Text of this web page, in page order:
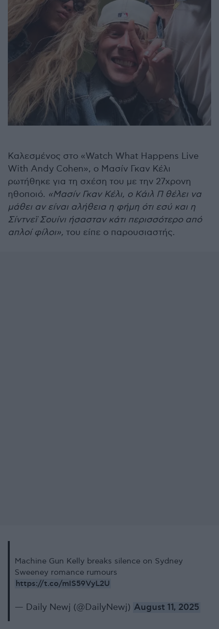
Καλεσμένος στο «Watch What Happens Live
With Andy Cohen», ο Μασίν Γκαν Κέλι
ρωτήθηκε για τη σχέση του με την 27χρονη
ηθοποιό. «Μασίν Γκαν Κέλι, ο Κάιλ Π θέλει να
μάθει αν είναι αλήθεια η φήμη ότι εσύ και η
Σίντνεϊ Σουίνι ήσασταν κάτι περισσότερο από
απλοί φίλοι», του είπε ο παρουσιαστής.
Machine Gun Kelly breaks silence on Sydney
Sweeney romance rumours
https://t.co/mIS59VyL2U
— Daily Newj (@DailyNewj) August 11, 2025